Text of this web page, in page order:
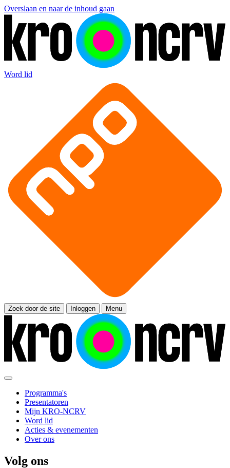
Overslaan en naar de inhoud gaan
Word lid
Zoek door de site Inloggen Menu
Programma's
Presentatoren
Mijn KRO-NCRV
Word lid
Acties & evenementen
Over ons
Volg ons